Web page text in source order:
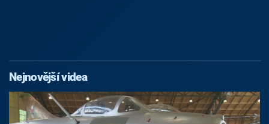
Nejnovější videa